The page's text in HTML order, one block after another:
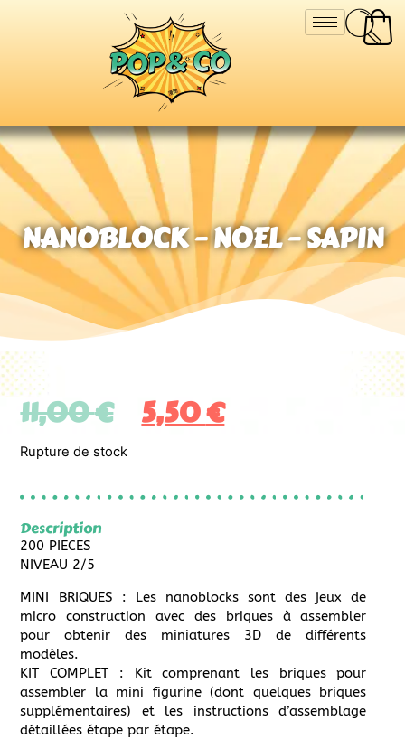
NANOBLOCK – NOEL – SAPIN
11,00€ 5,50€
Rupture de stock
Description
200 PIECES
NIVEAU 2/5
MINI BRIQUES : Les nanoblocks sont des jeux de
micro construction avec des briques à assembler
pour obtenir des miniatures 3D de différents
modèles.
KIT COMPLET : Kit comprenant les briques pour
assembler la mini figurine (dont quelques briques
supplémentaires) et les instructions d’assemblage
détaillées étape par étape.